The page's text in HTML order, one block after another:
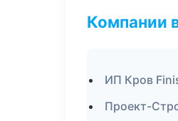
Компании
ИП Кров
Проект-